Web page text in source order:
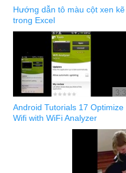
Hướng dẫn tô màu cột xen kẽ
trong Excel
3:3
Android Tutorials 17 Optimize
Wifi with WiFi Analyzer